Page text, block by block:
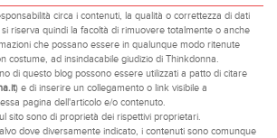
circa i contenuti, la qualità o correttezza di dati
riserva quindi la facoltà di rimuovere totalmente o anche
che possano essere in qualunque modo ritenute
costume, ad insindacabile giudizio di Thinkdonna.
di questo blog possono essere utilizzati a patto di citare
) e di inserire un collegamento o link visibile a
pagina dell'articolo e/o contenuto.
sito sono di proprietà dei rispettivi proprietari.
dove diversamente indicato, i contenuti sono comunque